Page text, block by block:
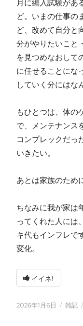
月に編入試験があ
ど。いまの仕事の
ど、改めて自分と
分がやりたいこと
を見つめなおして
に任せることにな
していく分にはな
もひとつは、体の
で、メンテナンス
コンプレックだっ
いきたい。
あとは家族のため
ちなみに我が家は
ってくれた人には
キ代もインフレで
変化。
イイネ!
投
2026年1月6日
カ
雑記